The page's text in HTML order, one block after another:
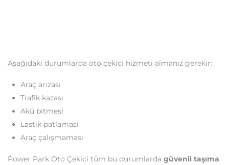
Aşağıdaki durumlarda oto çekici hizmeti almanız gerekir:
Araç arızası
Trafik kazası
Akü bitmesi
Lastik patlaması
Araç çalışmaması
Power Park Oto Çekici tüm bu durumlarda güvenli taşıma